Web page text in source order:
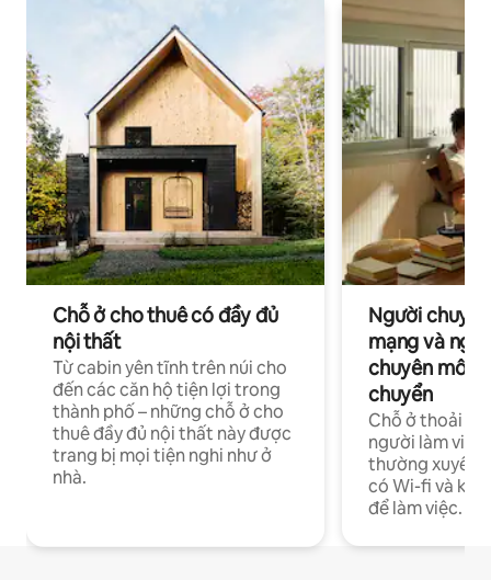
Chỗ ở cho thuê có đầy đủ
nội thất
Từ cabin yên tĩnh trên núi cho
đến các căn hộ tiện lợi trong
thành phố – những chỗ ở cho
thuê đầy đủ nội thất này được
trang bị mọi tiện nghi như ở
nhà.
Người
mạng và
chuyên môn
chuyển
Chỗ ở thoải
người làm việc
thường xuyên
có Wi-fi và
để làm việc.